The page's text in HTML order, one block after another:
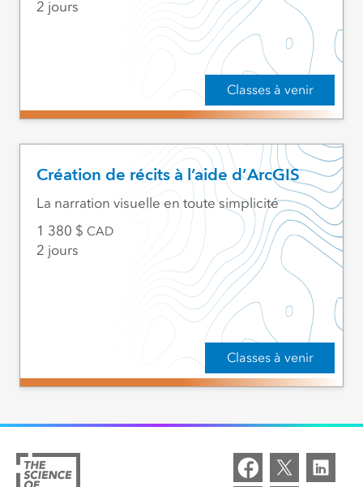
Classes à venir
2 jours
Création de récits à l’aide d’ArcGIS
Classes à venir
La narration visuelle en toute simplicité
1 380
CAD
2 jours